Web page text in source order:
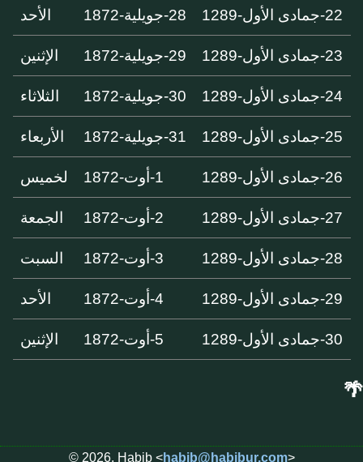
22-جمادى الأول-1289 28-جويلية-1872 الأحد
23-جمادى الأول-1289 29-جويلية-1872 الإثنين
24-جمادى الأول-1289 30-جويلية-1872 الثلاثاء
25-جمادى الأول-1289 31-جويلية-1872 الأربعاء
26-جمادى الأول-1289 1-أوت-1872 لخميس
27-جمادى الأول-1289 2-أوت-1872 الجمعة
28-جمادى الأول-1289 3-أوت-1872 السبت
29-جمادى الأول-1289 4-أوت-1872 الأحد
30-جمادى الأول-1289 5-أوت-1872 الإثنين
🌴
© 2026, Habib <habib@habibur.com>